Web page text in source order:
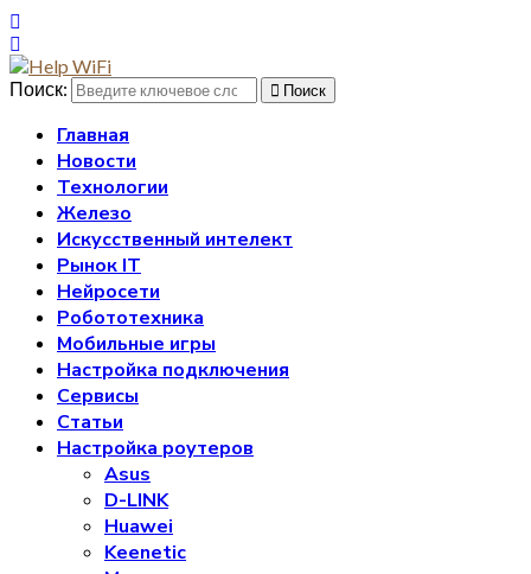
Поиск: Поиск
Главная
Новости
Технологии
Железо
Искусственный интелект
Рынок IT
Нейросети
Робототехника
Мобильные игры
Настройка подключения
Сервисы
Статьи
Настройка роутеров
Asus
D-LINK
Huawei
Keenetic